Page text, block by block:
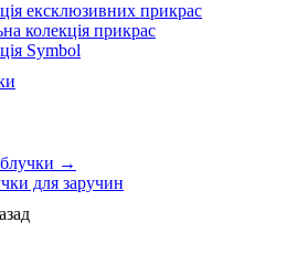
ексклюзивних прикрас
колекція прикрас
Symbol
→
для заручин